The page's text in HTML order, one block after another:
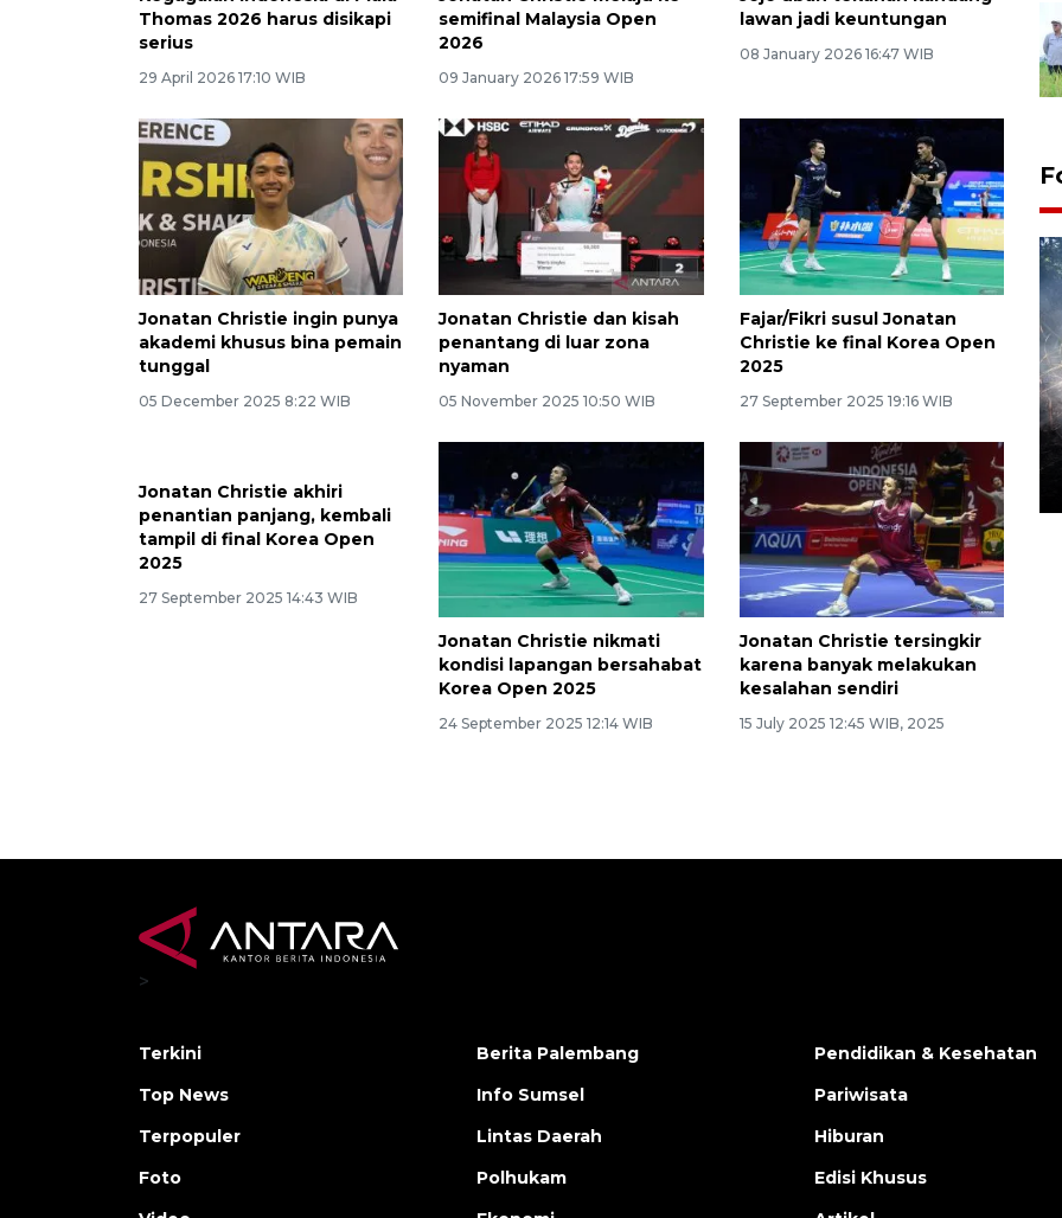
Thomas 2026 harus disikapi
serius
29 April 2026 17:10 WIB
semifinal Malaysia Open
2026
09 January 2026 17:59 WIB
lawan jadi keuntungan
08 January 2026 16:47 WIB
Jonatan Christie ingin punya
akademi khusus bina pemain
tunggal
05 December 2025 8:22 WIB
Jonatan Christie dan kisah
penantang di luar zona
nyaman
05 November 2025 10:50 WIB
Fajar/Fikri susul Jonatan
Christie ke final Korea Open
2025
27 September 2025 19:16 WIB
Jonatan Christie akhiri
penantian panjang, kembali
tampil di final Korea Open
2025
27 September 2025 14:43 WIB
Jonatan Christie nikmati
kondisi lapangan bersahabat
Korea Open 2025
24 September 2025 12:14 WIB
Jonatan Christie tersingkir
karena banyak melakukan
kesalahan sendiri
15 July 2025 12:45 WIB, 2025
kopi arabika Gayo
15 June 2026 11:15 WIB
>
Terkini
Top News
Terpopuler
Foto
Berita Palembang
Info Sumsel
Lintas Daerah
Polhukam
Pendidikan & Kesehatan
Pariwisata
Hiburan
Edisi Khusus